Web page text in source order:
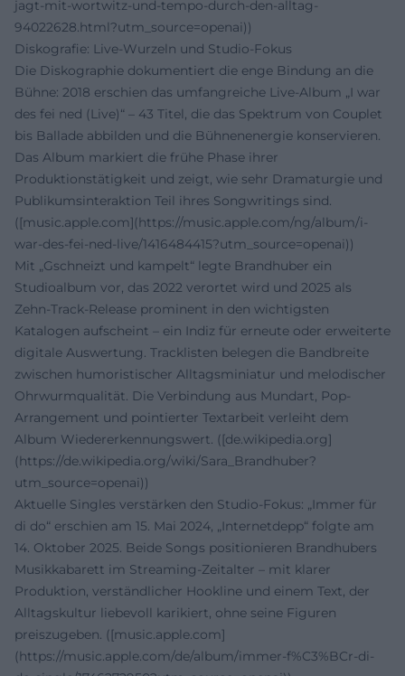
jagt-mit-wortwitz-und-tempo-durch-den-alltag-
94022628.html?utm_source=openai))
Diskografie: Live-Wurzeln und Studio-Fokus
Die Diskographie dokumentiert die enge Bindung an die
Bühne: 2018 erschien das umfangreiche Live-Album „I war
des fei ned (Live)“ – 43 Titel, die das Spektrum von Couplet
bis Ballade abbilden und die Bühnenenergie konservieren.
Das Album markiert die frühe Phase ihrer
Produktionstätigkeit und zeigt, wie sehr Dramaturgie und
Publikumsinteraktion Teil ihres Songwritings sind.
([music.apple.com](https://music.apple.com/ng/album/i-
war-des-fei-ned-live/1416484415?utm_source=openai))
Mit „Gschneizt und kampelt“ legte Brandhuber ein
Studioalbum vor, das 2022 verortet wird und 2025 als
Zehn-Track-Release prominent in den wichtigsten
Katalogen aufscheint – ein Indiz für erneute oder erweiterte
digitale Auswertung. Tracklisten belegen die Bandbreite
zwischen humoristischer Alltagsminiatur und melodischer
Ohrwurmqualität. Die Verbindung aus Mundart, Pop-
Arrangement und pointierter Textarbeit verleiht dem
Album Wiedererkennungswert. ([de.wikipedia.org]
(https://de.wikipedia.org/wiki/Sara_Brandhuber?
utm_source=openai))
Aktuelle Singles verstärken den Studio-Fokus: „Immer für
di do“ erschien am 15. Mai 2024, „Internetdepp“ folgte am
14. Oktober 2025. Beide Songs positionieren Brandhubers
Musikkabarett im Streaming-Zeitalter – mit klarer
Produktion, verständlicher Hookline und einem Text, der
Alltagskultur liebevoll karikiert, ohne seine Figuren
preiszugeben. ([music.apple.com]
(https://music.apple.com/de/album/immer-f%C3%BCr-di-